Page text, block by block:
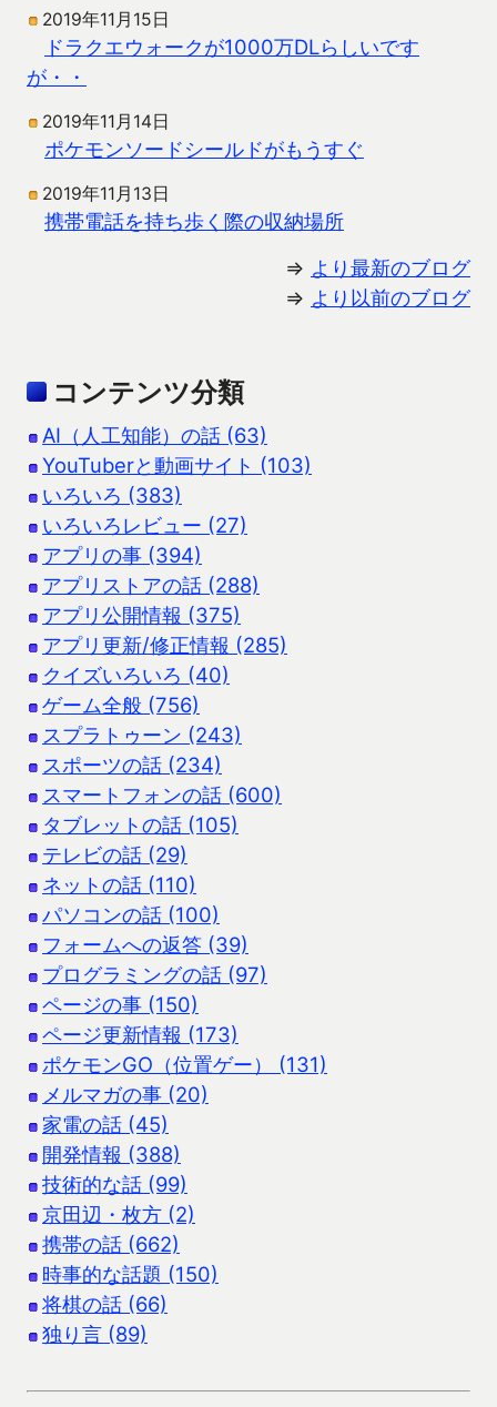
2019年11月15日
ドラクエウォークが1000万DLらしいです
が・・
2019年11月14日
ポケモンソードシールドがもうすぐ
2019年11月13日
携帯電話を持ち歩く際の収納場所
⇒ より最新のブログ
⇒ より以前のブログ
コンテンツ分類
AI（人工知能）の話 (63)
YouTuberと動画サイト (103)
いろいろ (383)
いろいろレビュー (27)
アプリの事 (394)
アプリストアの話 (288)
アプリ公開情報 (375)
アプリ更新/修正情報 (285)
クイズいろいろ (40)
ゲーム全般 (756)
スプラトゥーン (243)
スポーツの話 (234)
スマートフォンの話 (600)
タブレットの話 (105)
テレビの話 (29)
ネットの話 (110)
パソコンの話 (100)
フォームへの返答 (39)
プログラミングの話 (97)
ページの事 (150)
ページ更新情報 (173)
ポケモンGO（位置ゲー） (131)
メルマガの事 (20)
家電の話 (45)
開発情報 (388)
技術的な話 (99)
京田辺・枚方 (2)
携帯の話 (662)
時事的な話題 (150)
将棋の話 (66)
独り言 (89)